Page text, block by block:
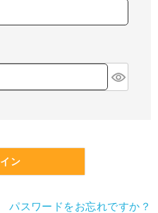
ン
パスワードをお忘れですか？